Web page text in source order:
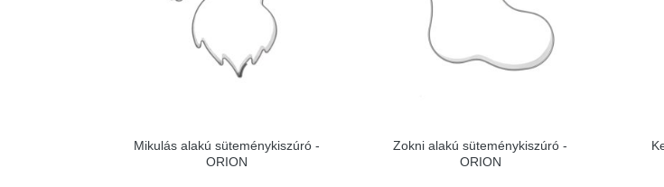
Mikulás alakú süteménykiszúró -
ORION
Zokni alakú süteménykiszúró -
ORION